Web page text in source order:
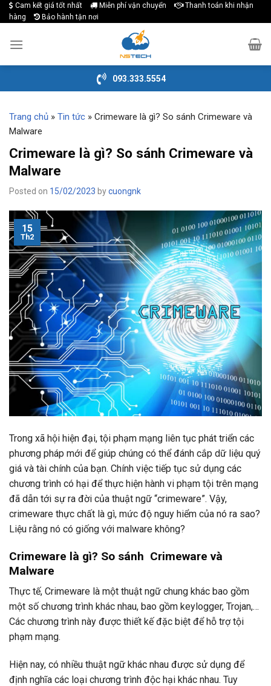
Skip
to
content
Cam kết giá tốt nhất Miễn phí vận chuyển
Thanh toán khi nhận
hàng
Bảo hành tận nơi
093.333.5554
Trang chủ » Tin tức » Crimeware là gì? So sánh Crimeware và
Malware
Crimeware là gì? So sánh Crimeware và
Malware
Posted on 15/02/2023 bycuongnk
15
Th2
Trong xã hội hiện đại, tội phạm mạng liên tục phát triển các
phương pháp mới để giúp chúng có thể đánh cắp dữ liệu quý
giá và tài chính của bạn. Chính việc tiếp tục sử dụng các
chương trình có hại để thực hiện hành vi phạm tội trên mạng
đã dẫn tới sự ra đời của thuật ngữ “crimeware”. Vậy,
crimeware thực chất là gì, mức độ nguy hiểm của nó ra sao?
Liệu rằng nó có giống với malware không?
Crimeware là gì? So sánh Crimeware và
Malware
Thực tế, Crimeware là một thuật ngữ chung khác bao gồm
một số chương trình khác nhau, bao gồm keylogger, Trojan,…
Các chương trình này được thiết kế đặc biệt để hỗ trợ tội
phạm mạng.
Hiện nay, có nhiều thuật ngữ khác nhau được sử dụng để
định nghĩa các loại chương trình độc hại khác nhau. Tuy